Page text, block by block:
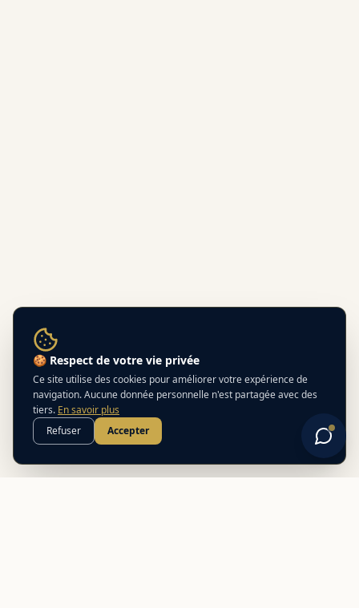
🍪 Respect de votre vie privée
Ce site utilise des cookies pour améliorer votre expérience de
navigation. Aucune donnée personnelle n'est partagée avec des
tiers. En savoir plus
Refuser
Accepter